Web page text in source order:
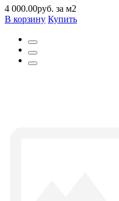
4 000.00руб. за м2
В корзину Купить